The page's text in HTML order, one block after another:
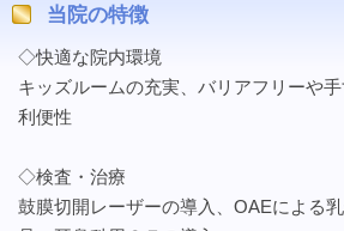
当院の特徴
◇快適な院内環境
キッズルームの充実、バリアフリーや
利便性
◇検査・治療
鼓膜切開レーザーの導入、OAEによる